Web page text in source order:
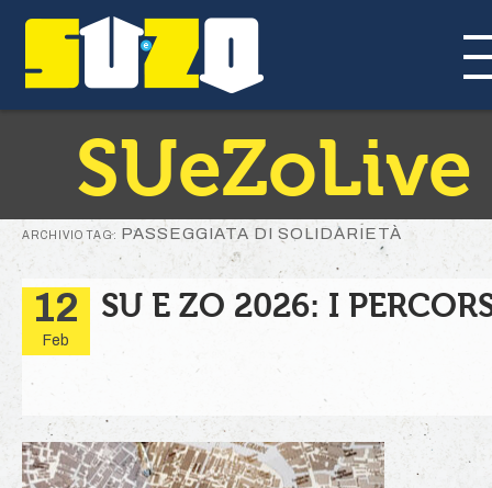
SUeZoLive
ARCHIVIO TAG: PASSEGGIATA DI SOLIDARIETÀ
12
Feb
SU E ZO 2026: I